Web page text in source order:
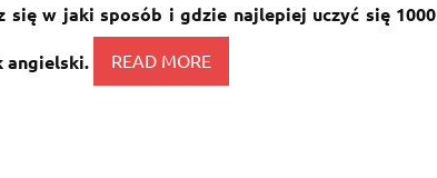
się w jaki sposób i gdzie najlepiej uczyć się 1000
angielski. READ MORE